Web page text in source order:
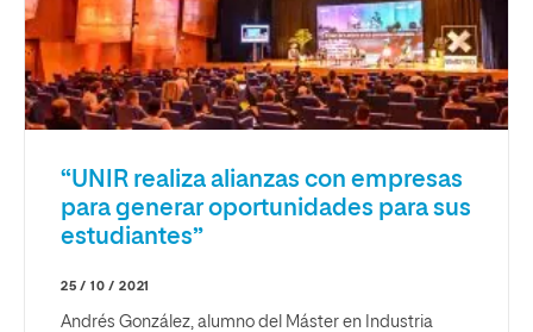
“UNIR realiza alianzas con empresas
para generar oportunidades para sus
estudiantes”
25 / 10 / 2021
Andrés González, alumno del Máster en Industria